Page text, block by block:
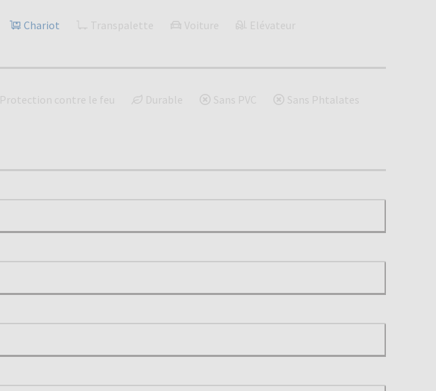
Chariot Transpalette Voiture Elévateur
Protection contre le feu Durable Sans PVC Sans Phtalates